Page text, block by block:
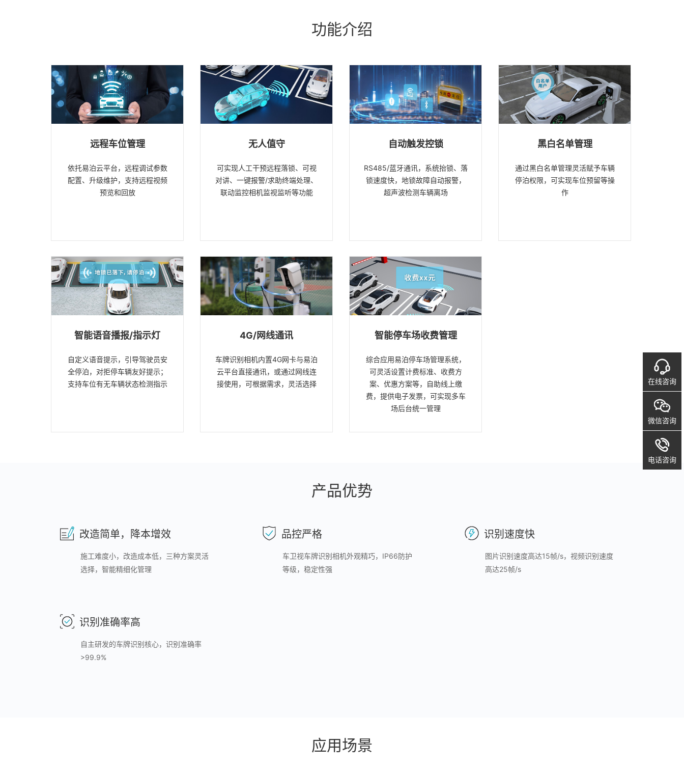
功能介绍
远程车位管理
依托易泊云平台，远程调试参数
配置、升级维护，支持远程视频
预览和回放
无人值守
可实现人工干预远程落锁、可视
对讲、一键报警/求助终端处理、
联动监控相机监视监听等功能
自动触发控锁
RS485/蓝牙通讯，系统抬锁、落
锁速度快，地锁故障自动报警，
超声波检测车辆离场
黑白名单管理
通过黑白名单管理灵活赋予车辆
停泊权限，可实现车位预留等操
作
智能语音播报/指示灯
自定义语音提示，引导驾驶员安
全停泊，对拒停车辆友好提示；
支持车位有无车辆状态检测指示
4G/网线通讯
车牌识别相机内置4G网卡与易泊
云平台直接通讯，或通过网线连
接使用，可根据需求，灵活选择
智能停车场收费管理
综合应用易泊停车场管理系统，
可灵活设置计费标准、收费方
案、优惠方案等，自助线上缴
费，提供电子发票，可实现多车
场后台统一管理
产品优势
改造简单，降本增效
施工难度小，改造成本低，三种方案灵活
选择，智能精细化管理
品控严格
车卫视车牌识别相机外观精巧，IP66防护
等级，稳定性强
识别速度快
图片识别速度高达15帧/s，视频识别速度
高达25帧/s
识别准确率高
自主研发的车牌识别核心，识别准确率
>99.9%
应用场景
在线咨询
微信咨询
电话咨询